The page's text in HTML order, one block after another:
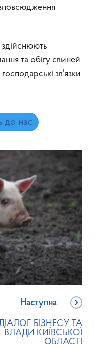
здійснюють
та обігу свиней
зв’язки
до нас
Наступна
БІЗНЕСУ ТА
ВЛАДИ КИЇВСЬКОЇ
ОБЛАСТІ